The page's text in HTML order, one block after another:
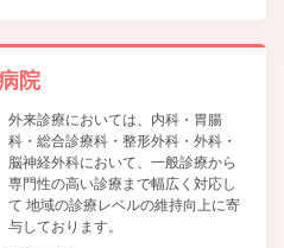
院
外来診療においては、内科・胃腸
科・総合診療科・整形外科・外科・
脳神経外科において、一般診療から
専門性の高い診療まで幅広く対応し
て 地域の診療レベルの維持向上に寄
与しております。